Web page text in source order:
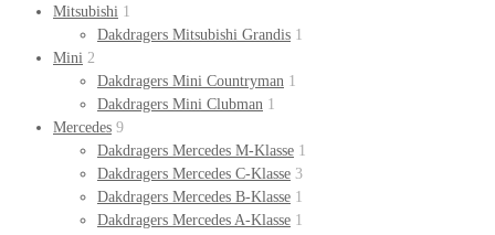
Mitsubishi 1
Dakdragers Mitsubishi Grandis 1
Mini 2
Dakdragers Mini Countryman 1
Dakdragers Mini Clubman 1
Mercedes 9
Dakdragers Mercedes M-Klasse 1
Dakdragers Mercedes C-Klasse 3
Dakdragers Mercedes B-Klasse 1
Dakdragers Mercedes A-Klasse 1